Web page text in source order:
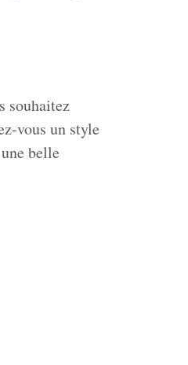
souhaitez
vous un style
belle